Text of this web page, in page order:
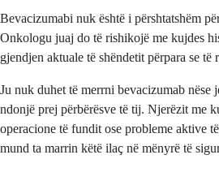
Bevacizumabi nuk është i përshtatshëm
Onkologu juaj do të rishikojë me kujdes
gjendjen aktuale të shëndetit përpara se
Ju nuk duhet të merrni bevacizumab nëse
ndonjë prej përbërësve të tij. Njerëzit me
operacione të fundit ose probleme aktive
mund ta marrin këtë ilaç në mënyrë të